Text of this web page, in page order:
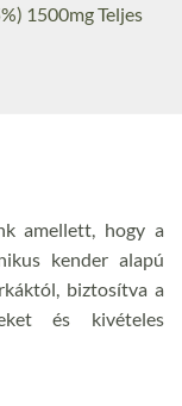
1500mg Teljes
amellett, hogy a
kender alapú
biztosítva a
és kivételes